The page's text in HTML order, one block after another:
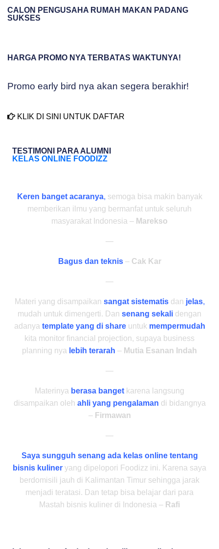
CALON PENGUSAHA RUMAH MAKAN PADANG
SUKSES
HARGA PROMO NYA TERBATAS WAKTUNYA!
Promo early bird nya akan segera berakhir!
KLIK DI SINI UNTUK DAFTAR
TESTIMONI PARA ALUMNI
KELAS ONLINE FOODIZZ
Keren banget acaranya, semoga bisa makin banyak
memberikan ilmu yang bermanfat untuk seluruh
masyarakat Indonesia – Marekso
—
Bagus dan teknis– Cak Kar
—
Materi yang disampaikan sangat sistematis dan jelas,
mudah untuk dimengerti. Dan senang sekali dengan
adanya template yang di share untuk mempermudah
kita monitor financial projection, supaya business
planning nya lebih terarah – Mutia Esanan Indah
—
Materinya berasa banget karena langsung
disampaikan oleh ahli yang pengalaman di bidangnya
– Firmawan
—
Saya sungguh senang ada kelas online tentang
bisnis kuliner yang dipelopori Foodizz ini. Karena saya
berdomisili jauh di Kalimantan Timur sehingga jarak
menjadi teratasi. Dan tetap bisa belajar dari para
Mastah bisnis kuliner di Indonesia – Rafi